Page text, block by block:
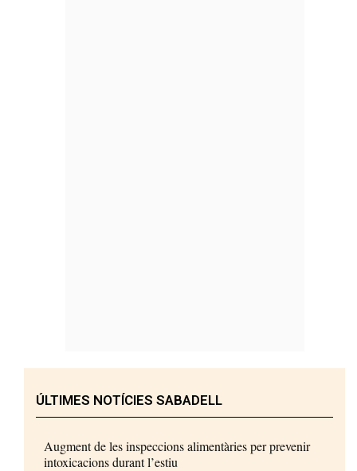
ÚLTIMES NOTÍCIES SABADELL
Augment de les inspeccions alimentàries per prevenir
intoxicacions durant l’estiu